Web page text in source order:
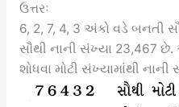
ઉત્તરઃ
6, 2, 7, 4, 3 અંકો વડે બનતી
સૌથી નાની સંખ્યા 23,467
શોધવા મોટી સંખ્યામાંથી નાની